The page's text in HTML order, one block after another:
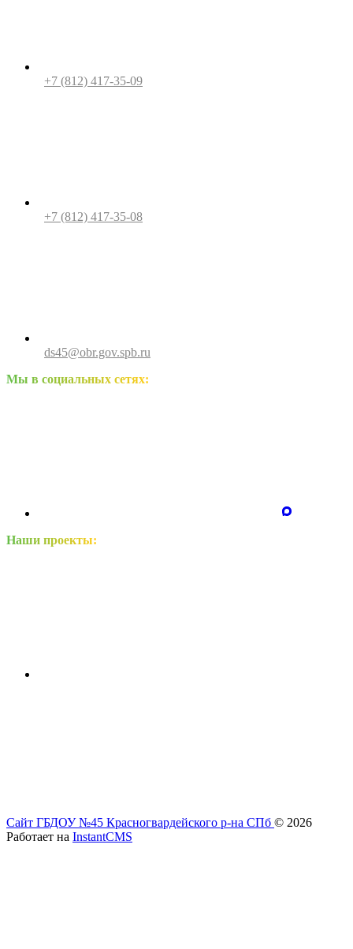
+7 (812) 417-35-09
+7 (812) 417-35-08
ds45@obr.gov.spb.ru
Мы в социальных сетях:
Наши проекты:
Сайт ГБДОУ №45 Красногвардейского р-на СПб © 2026
Работает на InstantCMS